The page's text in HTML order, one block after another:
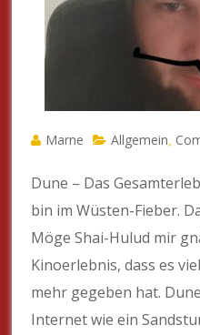
Marne Allgemein
Dune – Das
bin im Wüsten-Fieber.
Möge Shai-Hulud mir
Kinoerlebnis, dass es
mehr gegeben hat.
Internet wie ein